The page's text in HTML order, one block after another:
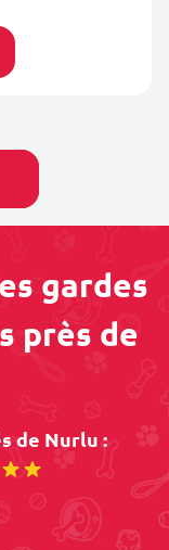
gardes
près de
de Nurlu :